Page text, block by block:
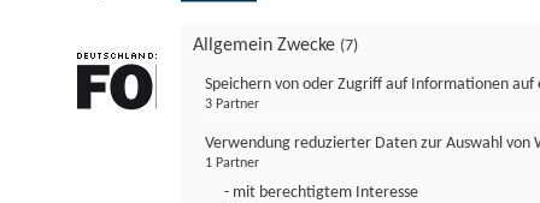
Allgemein Zwecke (7)
Speichern von oder Zugriff auf Informationen auf
3 Partner
Verwendung reduzierter Daten zur Auswahl von
1 Partner
- mit berechtigtem Interesse
FONDS professionell